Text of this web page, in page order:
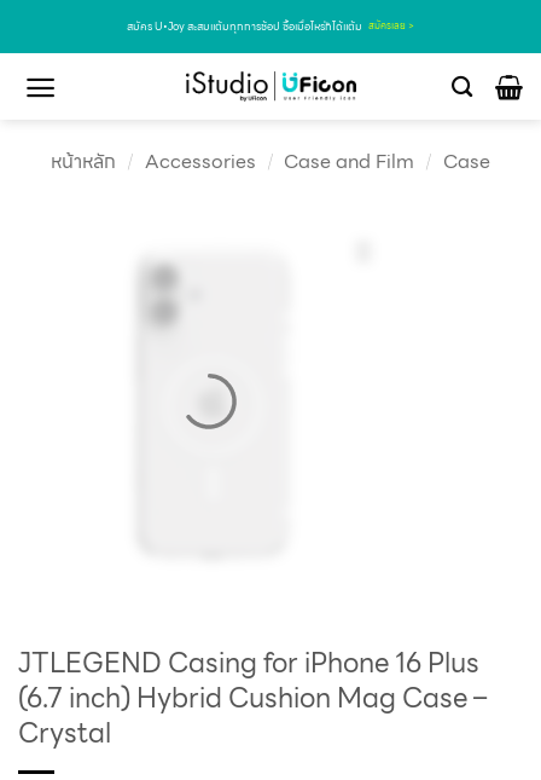
สมัคร U•Joy สะสมแต้มทุกการช้อป ซื้อเมื่อไหร่ก็ได้แต้ม สมัครเลย >
หน้าหลัก / Accessories / Case and Film / Case
JTLEGEND Casing for iPhone 16 Plus
(6.7 inch) Hybrid Cushion Mag Case –
Crystal